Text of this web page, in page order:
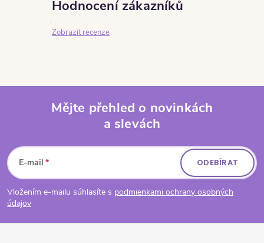
Hodnocení zákazníků
Zobrazit recenze
Mějte přehled o novinkách
a slevách
E-mail
Vložením e-mailu súhlasíte s podmienkami ochrany osobných
údajov
ODEBÍRAT